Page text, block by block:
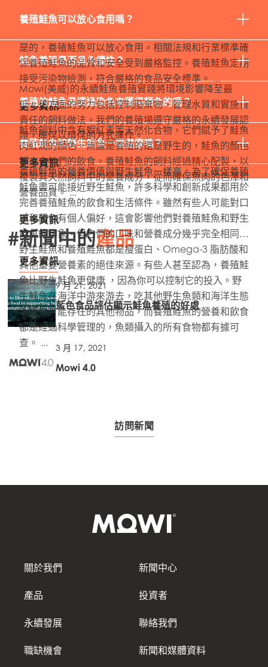
養殖鮭魚可以放心食用嗎？
是的，養殖鮭魚可以放心食用。相關法規和行業標準確
保養殖鮭魚的品質和安全受到嚴格監控。養殖鮭魚定期
接受污染物檢測，符合嚴格的食品安全標準。 ...
更多資訊
鮭魚養殖是否具永續性？
Mowi(美威)的永續鮭魚養殖實踐將環境影響降至最
低。這方面的努力包括控制廢棄物、管理水質和實施負
責任的飼料做法。我們的養殖場遵守嚴格的永續發展認
證，確保以環保的方式運作。 ...
更多資訊
養殖的鮭魚是透過染色來獲得顏色的嗎？
鮭魚飼料中含有蝦紅素等天然化合物，它們賦予了鮭魚
肉紅潤的顏色。無論是養殖的還是野生的，鮭魚的顏色
都來自牠們的飲食。養殖鮭魚的飼料經過精心配製，以
複製其天然飼料中的營養成分，從而確保魚肉的色澤和
營養品質。 ...
更多資訊
養殖鮭魚和野生鮭魚一樣健康嗎？
養殖鮭魚的營養價值與野生鮭魚一樣高。為了確保養殖
鮭魚盡可能接近野生鮭魚，許多科學和創新成果都用於
完善養殖鮭魚的飲食和生活條件。雖然有些人可能對口
感和顏色有個人偏好，這會影響他們對養殖鮭魚和野生
鮭魚的印象，但它們的口味和營養成分幾乎完全相同。
野生鮭魚和養殖鮭魚都是瘦蛋白、Omega-3 脂肪酸和
其他重要營養素的絕佳來源。有些人甚至認為，養殖鮭
魚比野生鮭魚更健康 ，因為你可以控制它的投入。野
生鮭魚在海洋中游來游去，吃其他野生魚類和海洋生態
系統中可能存在的其他物品，而養殖鮭魚的營養和飲食
都是經過科學管理的，魚類攝入的所有食物都有據可
查。 ...
更多資訊
#新聞中的產品
9 月 21, 2021
藍色食品評估顯示鮭魚養殖的好處
3 月 17, 2021
Mowi 4.0
訪問新聞
關於我們
產品
永續發展
職缺機會
新聞中心
投資者
聯絡我們
新聞和媒體資料